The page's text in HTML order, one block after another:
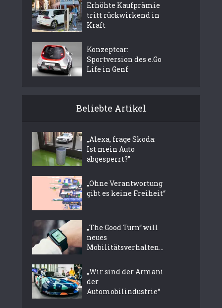
Erhöhte Kaufprämie
tritt rückwirkend in
Kraft
Konzeptcar:
Sportversion des e.Go
Life in Genf
Beliebte Artikel
„Alexa, frage Skoda:
Ist mein Auto
abgesperrt?”
„Ohne Verantwortung
gibt es keine Freiheit“
„The Good Turn“ will
neues
Mobilitätsverhalten...
„Wir sind der Armani
der
Automobilindustrie“